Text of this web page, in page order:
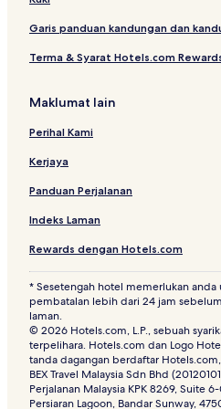
Hotel Keluarga di Ampang
Hotel Pekan Kepong
Hotel Taman Ehsan
Hotel Murah di Batu Caves
Hotel 2 bintang di Sungai Buloh
Apartment di Petaling Jaya
Tempat Peranginan & Hotel
Hotel 3 bintang di Subang Jaya
Rumah Tamu di Petaling Jaya
Hotel dengan Dapur
Sunway Mentari
Apartment di Subang Jaya
Hotel 2 bintang di Taman
Hotel Batu Caves
Garis panduan kandungan dan
Terma & Syarat Hotels.com
Maklumat lain
Perihal Kami
Kerjaya
Panduan Perjalanan
Indeks Laman
Rewards dengan Hotels.com
* Sesetengah hotel memerlukan anda
pembatalan lebih dari 24 jam
laman.
© 2026 Hotels.com, L.P., sebuah
terpelihara. Hotels.com dan Logo
tanda dagangan berdaftar Hotels.com,
BEX Travel Malaysia Sdn Bhd
Perjalanan Malaysia KPK 8269, Suite
Persiaran Lagoon, Bandar Sunway,